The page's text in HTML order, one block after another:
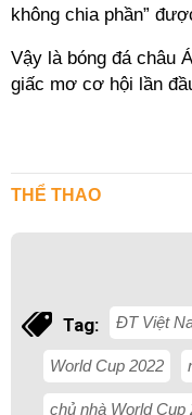
không chia phần”
Vậy là bóng đá châu
giấc mơ cơ hội lần
THỂ THAO
Tag: ĐT Việt
World Cup 2022
chủ nhà World Cup